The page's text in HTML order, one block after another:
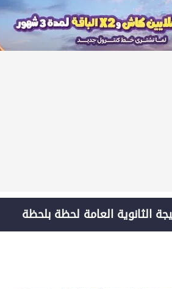
الثانوية العامة لحظة بلحظة